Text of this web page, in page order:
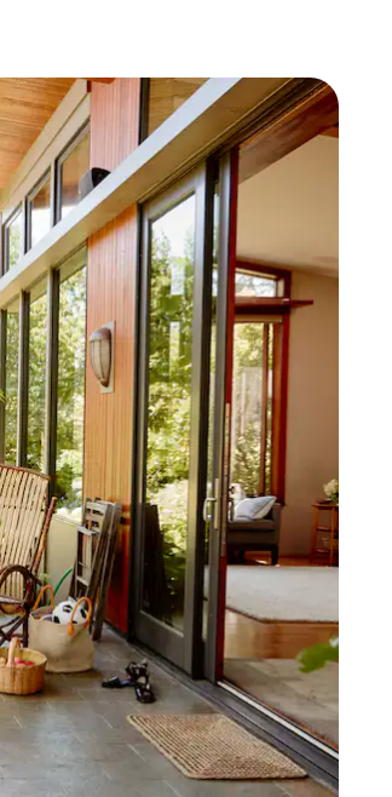
ou en appuyant et en faisant glisser.